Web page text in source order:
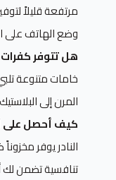
مرتفعة قليلاً
وضع الهاتف على
هل تتوفر كفرات ايفون 13
خامات متنوعة
المرن إلى
كيف أحصل على
النادر يوفر
تنافسية تضمن